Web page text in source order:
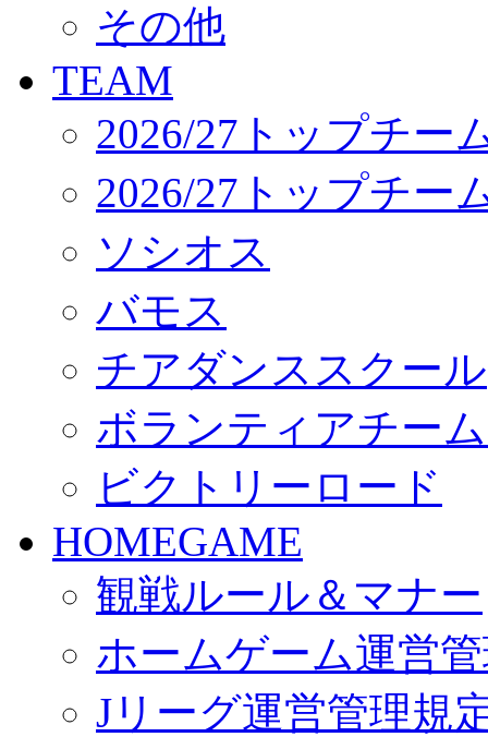
サステナビリティ
Web制作支援
応援プロジェクト
その他
TEAM
2026/27トップチー
2026/27トップチー
ソシオス
バモス
チアダンススクール
ボランティアチー
ビクトリーロード
HOMEGAME
観戦ルール＆マナー
ホームゲーム運営
Jリーグ運営管理規